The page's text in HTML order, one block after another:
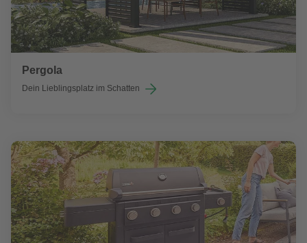
Pergola
Dein Lieblingsplatz im Schatten